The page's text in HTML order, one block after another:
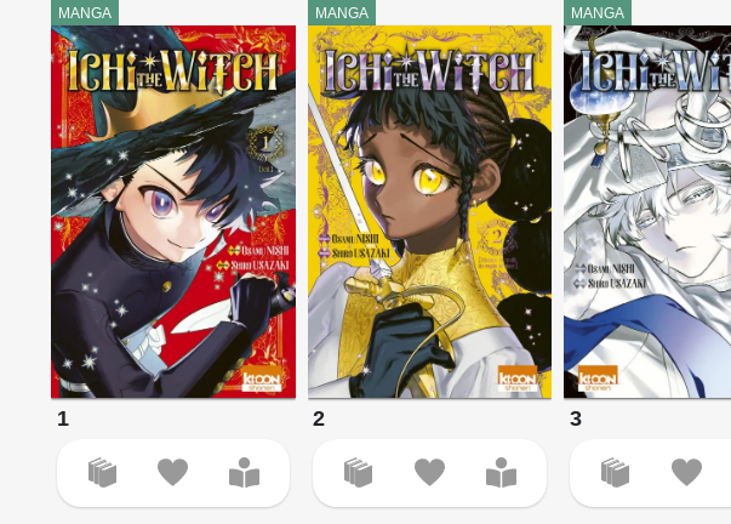
MANGA
1
MANGA
2
MANGA
3